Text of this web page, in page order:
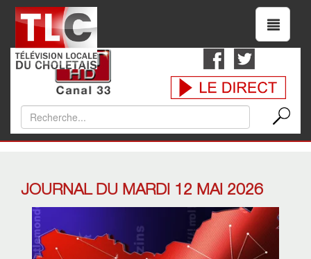
JOURNAL DU MARDI 12 MAI 2026